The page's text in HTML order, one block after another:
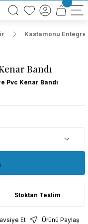
BEDAVA!
REFERANSI
Kastamonu Entegre
Bandı
Pvc Kenar Bandı
Stoktan Teslim
Et
Ürünü Paylaş